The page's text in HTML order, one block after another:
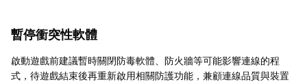
暫停衝突性軟體
啟動遊戲前建議暫時關閉防毒軟體、防火牆等可能影響連線的程
式，待遊戲結束後再重新啟用相關防護功能，兼顧連線品質與裝置